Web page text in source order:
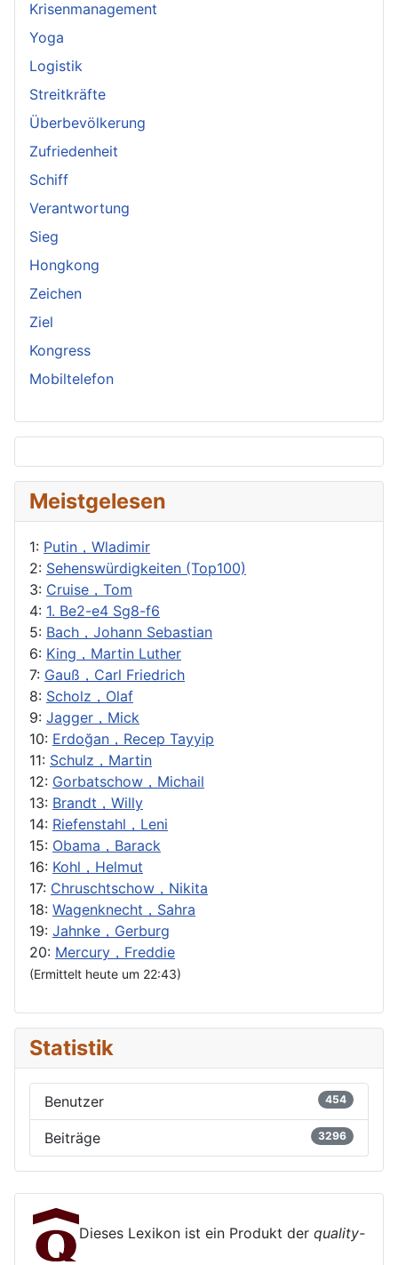
Krisenmanagement
Yoga
Logistik
Streitkräfte
Überbevölkerung
Zufriedenheit
Schiff
Verantwortung
Sieg
Hongkong
Zeichen
Ziel
Kongress
Mobiltelefon
Meistgelesen
1: Putin，Wladimir
2: Sehenswürdigkeiten (Top100)
3: Cruise，Tom
4: 1. Be2-e4 Sg8-f6
5: Bach，Johann Sebastian
6: King，Martin Luther
7: Gauß，Carl Friedrich
8: Scholz，Olaf
9: Jagger，Mick
10: Erdoğan，Recep Tayyip
11: Schulz，Martin
12: Gorbatschow，Michail
13: Brandt，Willy
14: Riefenstahl，Leni
15: Obama，Barack
16: Kohl，Helmut
17: Chruschtschow，Nikita
18: Wagenknecht，Sahra
19: Jahnke，Gerburg
20: Mercury，Freddie
(Ermittelt heute um 22:43)
Statistik
Benutzer 454
Beiträge 3296
Dieses Lexikon ist ein Produkt der quality-